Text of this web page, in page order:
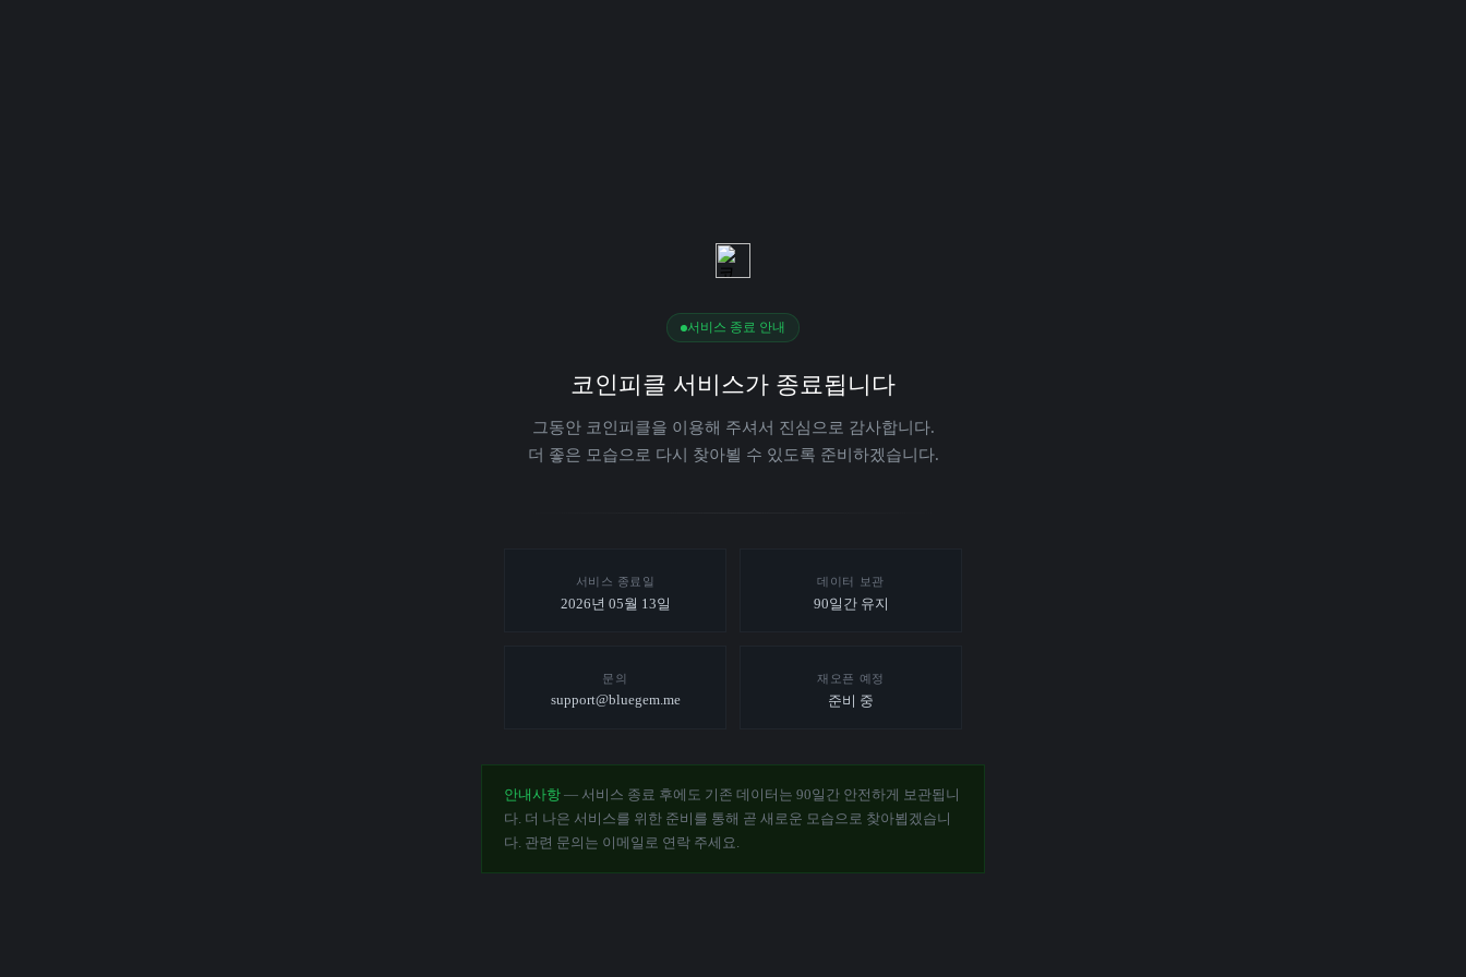
서비스 종료 안내
코인피클 서비스가 종료됩니다
그동안 코인피클을 이용해 주셔서 진심으로 감사합니다.
더 좋은 모습으로 다시 찾아뵐 수 있도록 준비하겠습니다.
서비스 종료일
2026년 05월 13일
데이터 보관
90일간 유지
문의
support@bluegem.me
재오픈 예정
준비 중
안내사항 — 서비스 종료 후에도 기존 데이터는 90일간 안전하게 보관됩니
다. 더 나은 서비스를 위한 준비를 통해 곧 새로운 모습으로 찾아뵙겠습니
다. 관련 문의는 이메일로 연락 주세요.